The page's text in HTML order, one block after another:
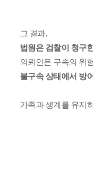
그 결과,
법원은 검찰이 청구
의뢰인은 구속의 위
불구속 상태에서 방
가족과 생계를 유지